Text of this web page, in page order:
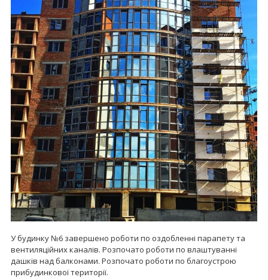
У будинку №6 завершено роботи по оздобленні парапету та
вентиляційних каналів. Розпочато роботи по влаштуванні
дашків над балконами. Розпочато роботи по благоустрою
прибудинкової території.